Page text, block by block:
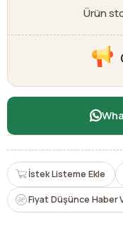
Ürün
İstek Listeme Ekle
Fiyat Düşünce Haber